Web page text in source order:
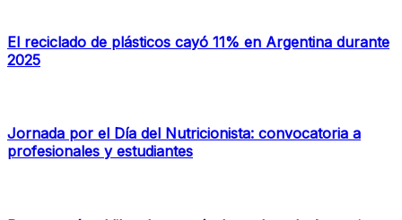
El reciclado de plásticos cayó 11% en Argentina durante
2025
Jornada por el Día del Nutricionista: convocatoria a
profesionales y estudiantes